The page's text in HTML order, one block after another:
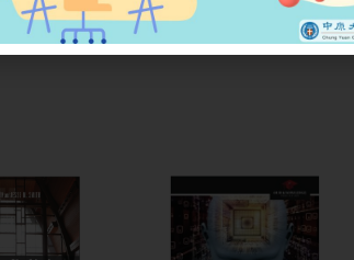
線上書展